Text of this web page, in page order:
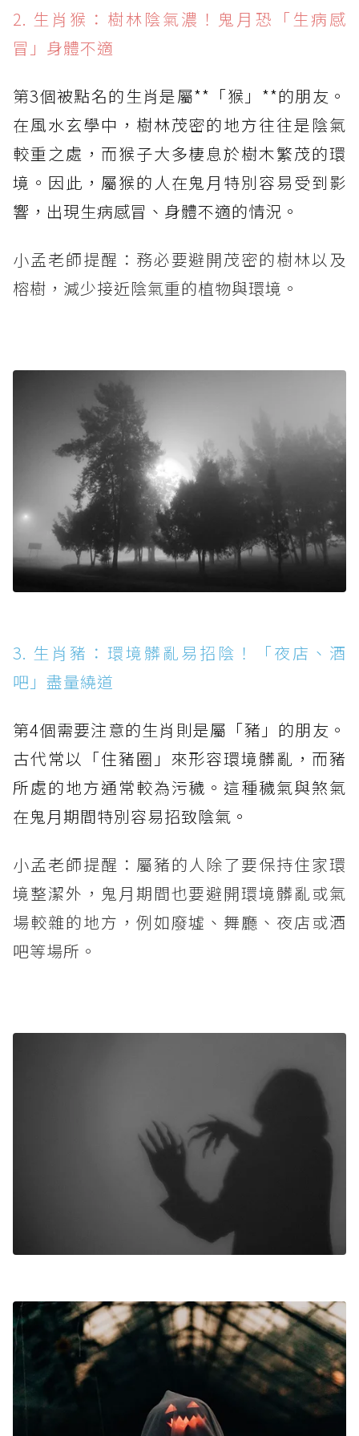
2. 生肖猴：樹林陰氣濃！鬼月恐「生病感
冒」身體不適
第3個被點名的生肖是屬**「猴」**的朋友。
在風水玄學中，樹林茂密的地方往往是陰氣
較重之處，而猴子大多棲息於樹木繁茂的環
境。因此，屬猴的人在鬼月特別容易受到影
響，出現生病感冒、身體不適的情況。
小孟老師提醒：務必要避開茂密的樹林以及
榕樹，減少接近陰氣重的植物與環境。
3. 生肖豬：環境髒亂易招陰！「夜店、酒
吧」盡量繞道
第4個需要注意的生肖則是屬「豬」的朋友。
古代常以「住豬圈」來形容環境髒亂，而豬
所處的地方通常較為污穢。這種穢氣與煞氣
在鬼月期間特別容易招致陰氣。
小孟老師提醒：屬豬的人除了要保持住家環
境整潔外，鬼月期間也要避開環境髒亂或氣
場較雜的地方，例如廢墟、舞廳、夜店或酒
吧等場所。